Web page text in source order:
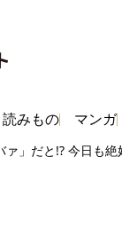
読みもの マンガ
」だと!? 今日も